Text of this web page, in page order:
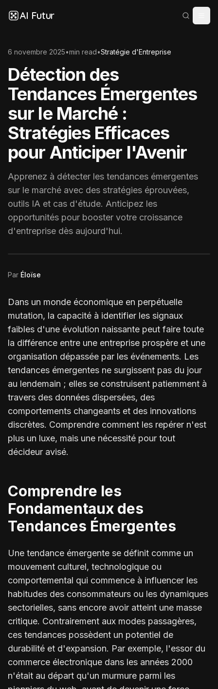
AI Futur
6 novembre 2025•min read•Stratégie d'Entreprise
Détection des
Tendances Émergentes
sur le Marché :
Stratégies Efficaces
pour Anticiper l'Avenir
Apprenez à détecter les tendances émergentes
sur le marché avec des stratégies éprouvées,
outils IA et cas d'étude. Anticipez les
opportunités pour booster votre croissance
d'entreprise dès aujourd'hui.
Par Éloïse
Dans un monde économique en perpétuelle
mutation, la capacité à identifier les signaux
faibles d'une évolution naissante peut faire toute
la différence entre une entreprise prospère et une
organisation dépassée par les événements. Les
tendances émergentes ne surgissent pas du jour
au lendemain ; elles se construisent patiemment à
travers des données dispersées, des
comportements changeants et des innovations
discrètes. Comprendre comment les repérer n'est
plus un luxe, mais une nécessité pour tout
décideur avisé.
Comprendre les
Fondamentaux des
Tendances Émergentes
Une tendance émergente se définit comme un
mouvement culturel, technologique ou
comportemental qui commence à influencer les
habitudes des consommateurs ou les dynamiques
sectorielles, sans encore avoir atteint une masse
critique. Contrairement aux modes passagères,
ces tendances possèdent un potentiel de
durabilité et d'expansion. Par exemple, l'essor du
commerce électronique dans les années 2000
n'était au départ qu'un murmure parmi les